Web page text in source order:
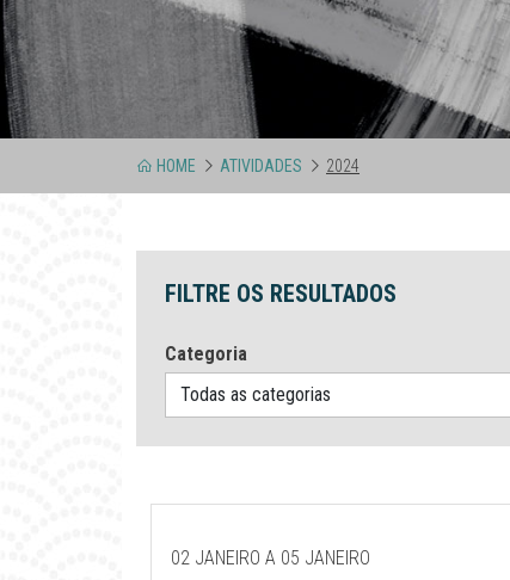
HOME ATIVIDADES 2024
FILTRE OS RESULTADOS
Categoria
Todas as categorias
02 JANEIRO A 05 JANEIRO